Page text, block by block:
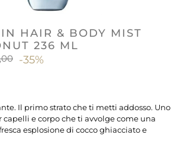
HAIR & BODY MIST
236 ML
-35%
Il primo strato che ti metti addosso. Uno
capelli e corpo che ti avvolge come una
esplosione di cocco ghiacciato e